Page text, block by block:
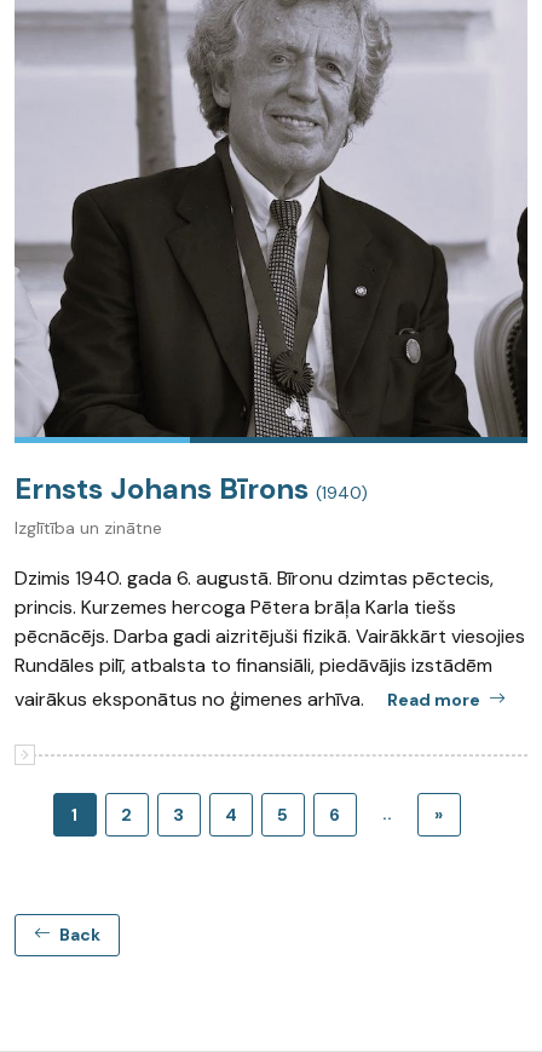
Ernsts Johans Bīrons (1940)
Izglītība un zinātne
Dzimis 1940. gada 6. augustā. Bīronu dzimtas pēctecis,
princis. Kurzemes hercoga Pētera brāļa Karla tiešs
pēcnācējs. Darba gadi aizritējuši fizikā. Vairākkārt viesojies
Rundāles pilī, atbalsta to finansiāli, piedāvājis izstādēm
vairākus eksponātus no ģimenes arhīva.
Read more
1 2 3 4 5 6 .. »
Back